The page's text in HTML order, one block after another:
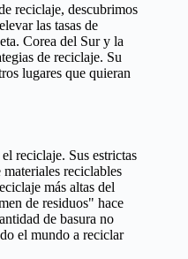
reciclaje, descubrimos
las tasas de
Corea del Sur y la
de reciclaje. Su
lugares que quieran
reciclaje. Sus estrictas
reciclables
más altas del
de residuos" hace
de basura no
el mundo a reciclar